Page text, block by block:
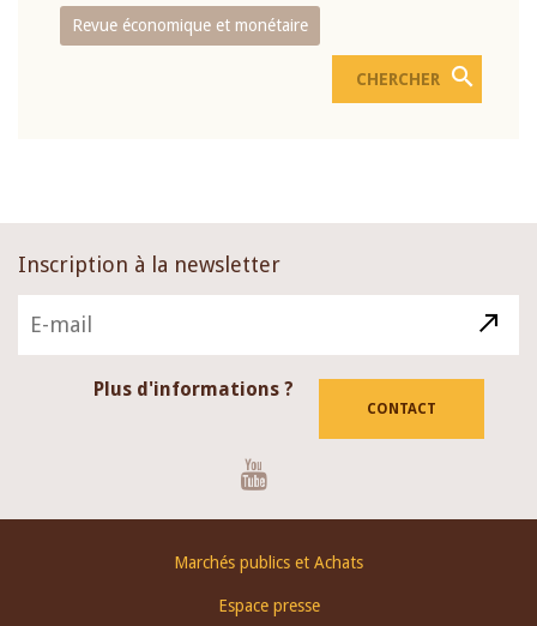
Revue économique et monétaire
Inscription à la newsletter
Plus d'informations ?
CONTACT
Marchés publics et Achats
Espace presse